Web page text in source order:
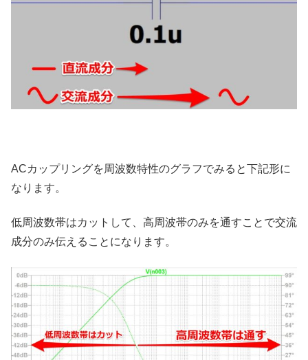
ACカップリングを周波数特性のグラフでみると下記形に
なります。
低周波数帯はカットして、高周波帯のみを通すことで交流
成分のみ伝えることになります。